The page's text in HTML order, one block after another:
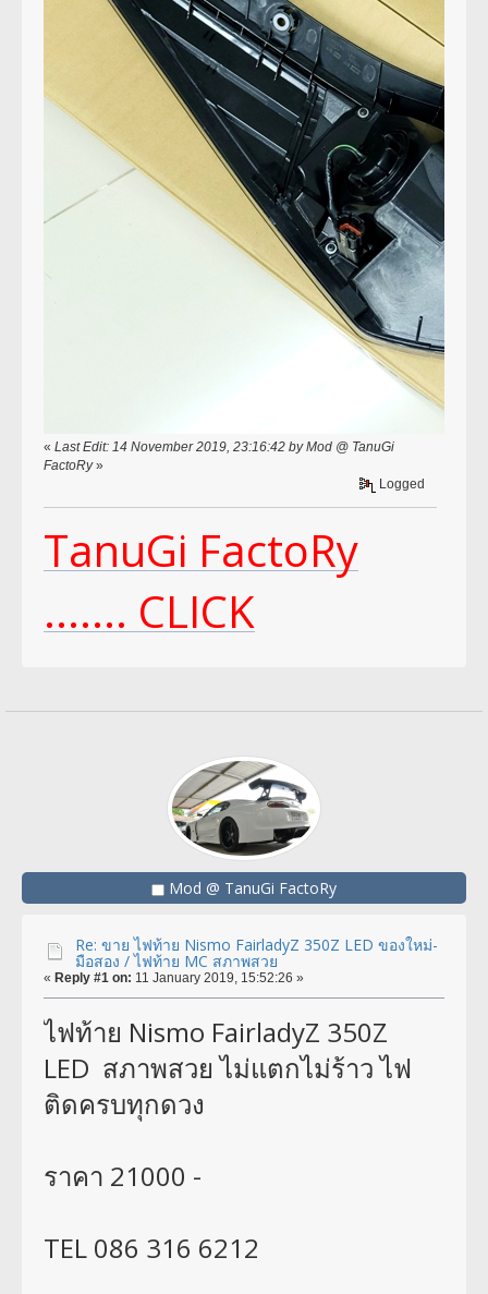
« Last Edit: 14 November 2019, 23:16:42 by Mod @ TanuGi
FactoRy»
Logged
TanuGi FactoRy
....... CLICK
Mod @ TanuGi FactoRy
Re: ขาย ไฟท้าย Nismo FairladyZ 350Z LED ของใหม่-
มือสอง / ไฟท้าย MC สภาพสวย
« Reply #1 on: 11 January 2019, 15:52:26 »
ไฟท้าย Nismo FairladyZ 350Z
LED สภาพสวย ไม่แตกไม่ร้าว ไฟ
ติดครบทุกดวง
ราคา 21000 -
TEL 086 316 6212